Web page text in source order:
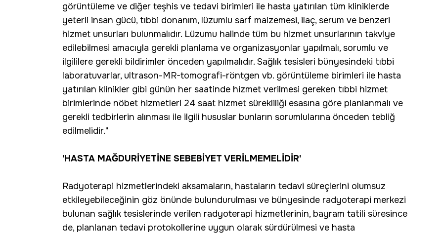
görüntüleme ve diğer teşhis ve tedavi birimleri ile hasta yatırılan tüm kliniklerde
yeterli insan gücü, tıbbi donanım, lüzumlu sarf malzemesi, ilaç, serum ve benzeri
hizmet unsurları bulunmalıdır. Lüzumu halinde tüm bu hizmet unsurlarının takviye
edilebilmesi amacıyla gerekli planlama ve organizasyonlar yapılmalı, sorumlu ve
ilgililere gerekli bildirimler önceden yapılmalıdır. Sağlık tesisleri bünyesindeki tıbbi
laboratuvarlar, ultrason-MR-tomografi-röntgen vb. görüntüleme birimleri ile hasta
yatırılan klinikler gibi günün her saatinde hizmet verilmesi gereken tıbbi hizmet
birimlerinde nöbet hizmetleri 24 saat hizmet sürekliliği esasına göre planlanmalı ve
gerekli tedbirlerin alınması ile ilgili hususlar bunların sorumlularına önceden tebliğ
edilmelidir."
'HASTA MAĞDURİYETİNE SEBEBİYET VERİLMEMELİDİR'
Radyoterapi hizmetlerindeki aksamaların, hastaların tedavi süreçlerini olumsuz
etkileyebileceğinin göz önünde bulundurulması ve bünyesinde radyoterapi merkezi
bulunan sağlık tesislerinde verilen radyoterapi hizmetlerinin, bayram tatili süresince
de, planlanan tedavi protokollerine uygun olarak sürdürülmesi ve hasta